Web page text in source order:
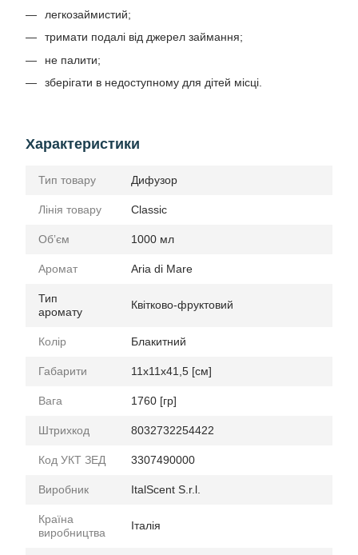
легкозаймистий;
тримати подалі від джерел займання;
не палити;
зберігати в недоступному для дітей місці.
Характеристики
Тип товару Дифузор
Лінія товару Classic
Обʼєм 1000 мл
Аромат Aria di Mare
Тип
аромату
Квітково-фруктовий
Колір Блакитний
Габарити 11x11x41,5 [см]
Вага 1760 [гр]
Штрихкод 8032732254422
Код УКТ ЗЕД 3307490000
Виробник ItalScent S.r.l.
Країна
виробництва
Італія